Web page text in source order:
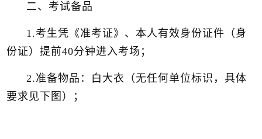
二、考试备品
1.考生凭《准考证》、本人有效身份证件（身
份证）提前40分钟进入考场；
2.准备物品：白大衣（无任何单位标识，具体
要求见下图）；